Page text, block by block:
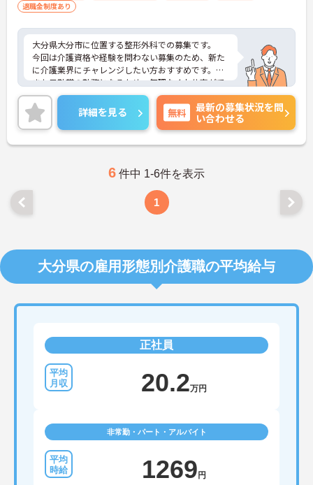
退職金制度あり
大分県大分市に位置する整形外科での募集です。
今回は介護資格や経験を問わない募集のため、新た
に介護業界にチャレンジしたい方おすすめです。
また日勤帯の勤務となるため、無理なくお仕事がで
きます。
ご興味のある方はご面接のポイントをしますので、
お気軽にお問い合わせください。
詳細を見る 無料
最新の募集状況を問
い合わせる
6 件中 1-6件を表示
1
大分県の雇用形態別介護職の平均給与
正社員
20.2万円
非常勤・パート・アルバイト
1269 円